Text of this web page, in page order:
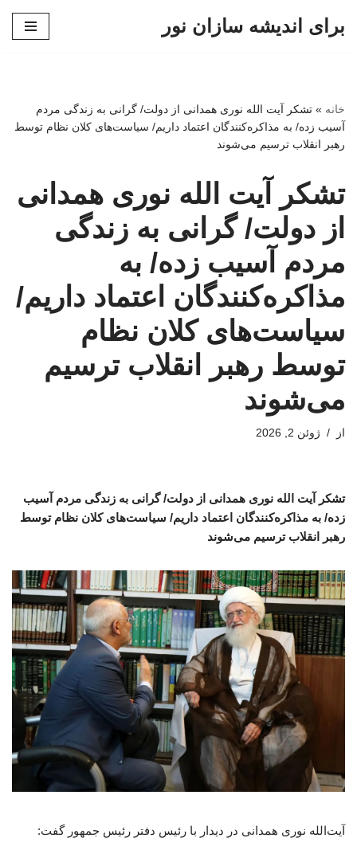
برای اندیشه سازان نور
خانه » تشکر آیت الله نوری همدانی از دولت/ گرانی به زندگی مردم
آسیب زده/ به مذاکره‌کنندگان اعتماد داریم/ سیاست‌های کلان نظام توسط
رهبر انقلاب ترسیم می‌شوند
تشکر آیت الله نوری همدانی
از دولت/ گرانی به زندگی
مردم آسیب زده/ به
مذاکره‌کنندگان اعتماد داریم/
سیاست‌های کلان نظام
توسط رهبر انقلاب ترسیم
می‌شوند
از ژوئن 2, 2026
تشکر آیت الله نوری همدانی از دولت/ گرانی به زندگی مردم آسیب
زده/ به مذاکره‌کنندگان اعتماد داریم/ سیاست‌های کلان نظام توسط
رهبر انقلاب ترسیم می‌شوند
آیت‌الله نوری همدانی در دیدار با رئیس دفتر رئیس جمهور گفت: